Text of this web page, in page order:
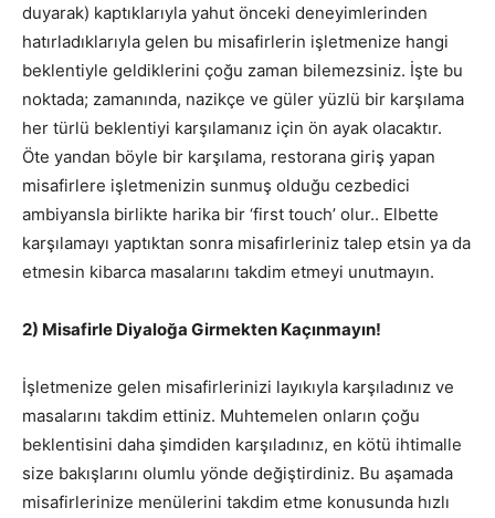
duyarak) kaptıklarıyla yahut önceki deneyimlerinden
hatırladıklarıyla gelen bu misafirlerin işletmenize hangi
beklentiyle geldiklerini çoğu zaman bilemezsiniz. İşte bu
noktada; zamanında, nazikçe ve güler yüzlü bir karşılama
her türlü beklentiyi karşılamanız için ön ayak olacaktır.
Öte yandan böyle bir karşılama, restorana giriş yapan
misafirlere işletmenizin sunmuş olduğu cezbedici
ambiyansla birlikte harika bir ‘first touch’ olur.. Elbette
karşılamayı yaptıktan sonra misafirleriniz talep etsin ya da
etmesin kibarca masalarını takdim etmeyi unutmayın.
2) Misafirle Diyaloğa Girmekten Kaçınmayın!
İşletmenize gelen misafirlerinizi layıkıyla karşıladınız ve
masalarını takdim ettiniz. Muhtemelen onların çoğu
beklentisini daha şimdiden karşıladınız, en kötü ihtimalle
size bakışlarını olumlu yönde değiştirdiniz. Bu aşamada
misafirlerinize menülerini takdim etme konusunda hızlı